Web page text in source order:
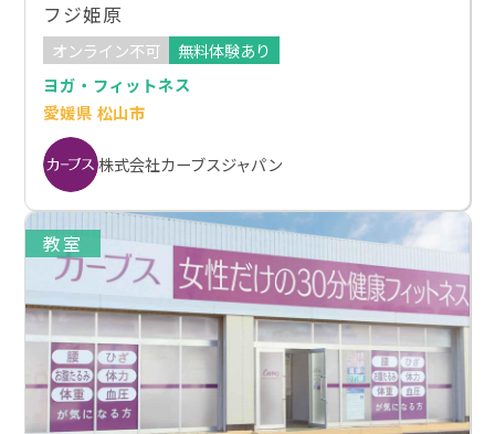
フジ姫原
オンライン不可
無料体験あり
ヨガ・フィットネス
愛媛県 松山市
株式会社カーブスジャパン
教室